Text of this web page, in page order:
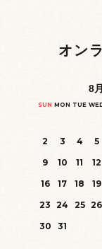
オン
8月
SUN MON TUE
2
3 4 5
9
10 11 12
16
17 18 19
23 24 25 26
30
31